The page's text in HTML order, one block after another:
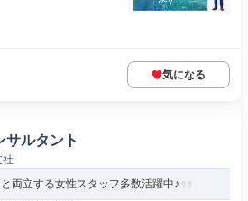
気になる
サルタント
社
と両立する女性スタッフ多数活躍中♪